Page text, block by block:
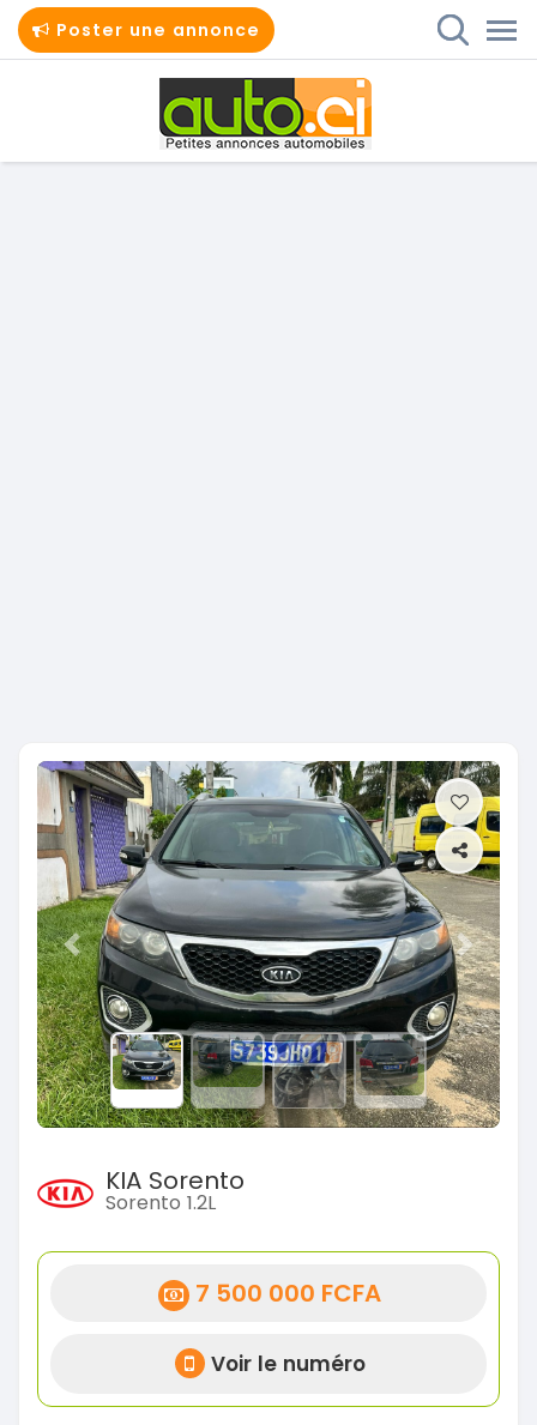
Poster une annonce
Previous Next
KIA Sorento
Sorento 1.2L
7 500 000 FCFA
Voir le numéro